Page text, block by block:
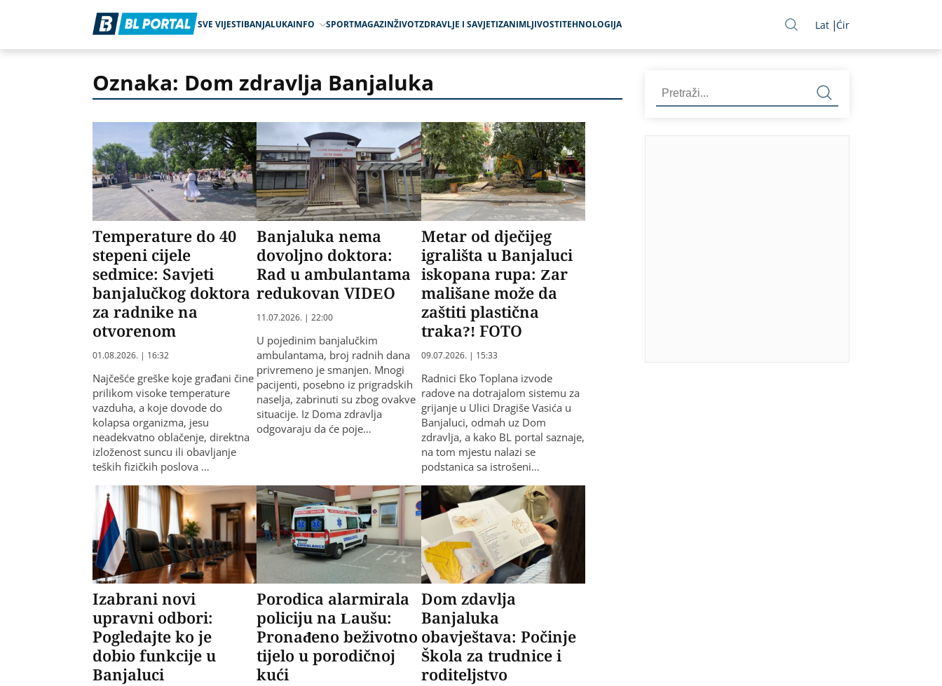
SVE VIJESTIBANJALUKAINFO SPORTMAGAZINŽIVOTZDRAVLJE I SAVJETIZANIMLJIVOSTITEHNOLOGIJA Lat Ćir
Oznaka: Dom zdravlja Banjaluka
Temperature do 40
stepeni cijele
sedmice: Savjeti
banjalučkog doktora
za radnike na
otvorenom
01.08.2026. | 16:32
Najčešće greške koje građani čine
prilikom visoke temperature
vazduha, a koje dovode do
kolapsa organizma, jesu
neadekvatno oblačenje, direktna
izloženost suncu ili obavljanje
teških fizičkih poslova …
Banjaluka nema
dovoljno doktora:
Rad u ambulantama
redukovan VIDEO
11.07.2026. | 22:00
U pojedinim banjalučkim
ambulantama, broj radnih dana
privremeno je smanjen. Mnogi
pacijenti, posebno iz prigradskih
naselja, zabrinuti su zbog ovakve
situacije. Iz Doma zdravlja
odgovaraju da će poje…
Metar od dječijeg
igrališta u Banjaluci
iskopana rupa: Zar
mališane može da
zaštiti plastična
traka?! FOTO
09.07.2026. | 15:33
Radnici Eko Toplana izvode
radove na dotrajalom sistemu za
grijanje u Ulici Dragiše Vasića u
Banjaluci, odmah uz Dom
zdravlja, a kako BL portal saznaje,
na tom mjestu nalazi se
podstanica sa istrošeni…
Izabrani novi
upravni odbori:
Pogledajte ko je
dobio funkcije u
Banjaluci
Porodica alarmirala
policiju na Laušu:
Pronađeno beživotno
tijelo u porodičnoj
kući
Dom zdavlja
Banjaluka
obavještava: Počinje
Škola za trudnice i
roditeljstvo